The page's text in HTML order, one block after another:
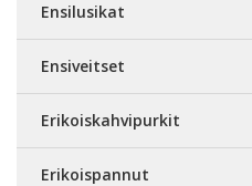
Ensilusikat
Ensiveitset
Erikoiskahvipurkit
Erikoispannut